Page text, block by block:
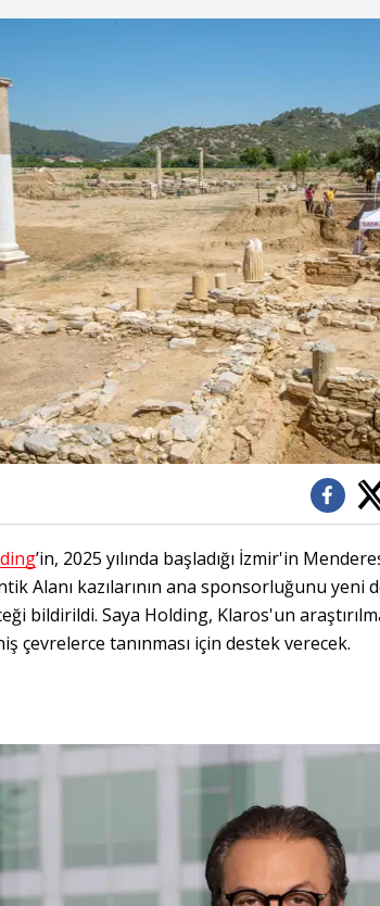
’in, 2025 yılında başladığı İzmir'in
Alanı kazılarının ana sponsorluğunu yeni
bildirildi. Saya Holding, Klaros'un
çevrelerce tanınması için destek verecek.